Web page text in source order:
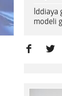
İddiaya
modeli